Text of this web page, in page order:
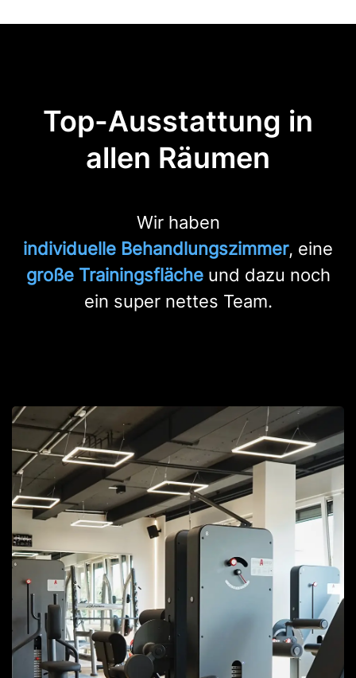
Top-Ausstattung in
allen Räumen
Wir haben
individuelle Behandlungszimmer, eine
große Trainingsflächeund dazu noch
ein super nettes Team.